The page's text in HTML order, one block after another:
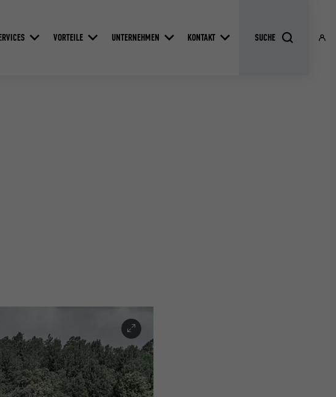
VORTEILE UNTERNEHMEN KONTAKT